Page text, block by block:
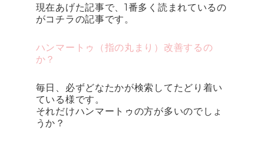
現在あげた記事で、1番多く読まれているの
がコチラの記事です。
ハンマートゥ（指の丸まり）改善するの
か？
毎日、必ずどなたかが検索してたどり着い
ている様です。
それだけハンマートゥの方が多いのでしょ
うか？